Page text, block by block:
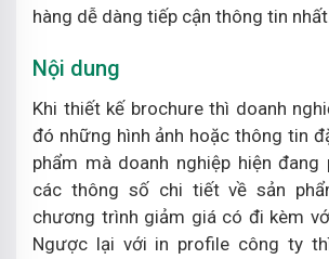
hàng dễ dàng tiếp cận thông tin
Nội dung
Khi thiết kế brochure thì doanh
đó những hình ảnh hoặc thông tin
phẩm mà doanh nghiệp hiện đang
các thông số chi tiết về sản
chương trình giảm giá có đi kèm
Ngược lại với in profile công ty